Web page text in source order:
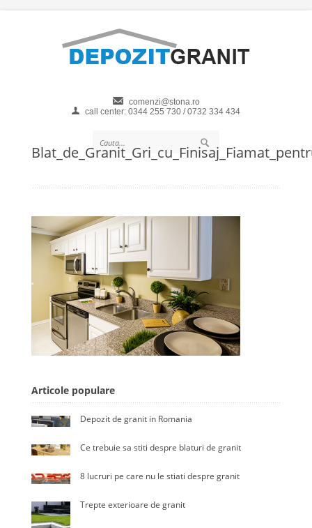
comenzi@stona.ro
call center: 0344 255 730 / 0732 334 434
Articole populare
Depozit de granit in Romania
Ce trebuie sa stiti despre blaturi de granit
8 lucruri pe care nu le stiati despre granit
Trepte exterioare de granit